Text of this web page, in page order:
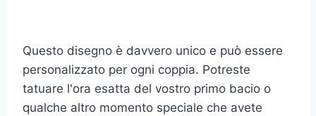
Questo disegno è davvero unico e può essere
personalizzato per ogni coppia. Potreste
tatuare l'ora esatta del vostro primo bacio o
qualche altro momento speciale che avete